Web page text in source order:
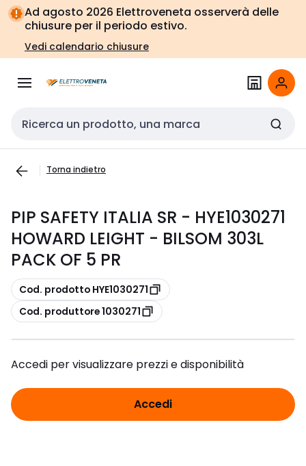
Vai alla
navigazione
Vai
alla
pagina
Ad agosto 2026 Elettroveneta osserverà delle
chiusure per il periodo estivo.
Vedi calendario chiusure
Cerca input
Torna indietro
PIP SAFETY ITALIA SR - HYE1030271
HOWARD LEIGHT - BILSOM 303L
PACK OF 5 PR
copia
Cod. prodotto HYE1030271
copia
Cod. produttore 1030271
Accedi per visualizzare prezzi e disponibilità
Accedi